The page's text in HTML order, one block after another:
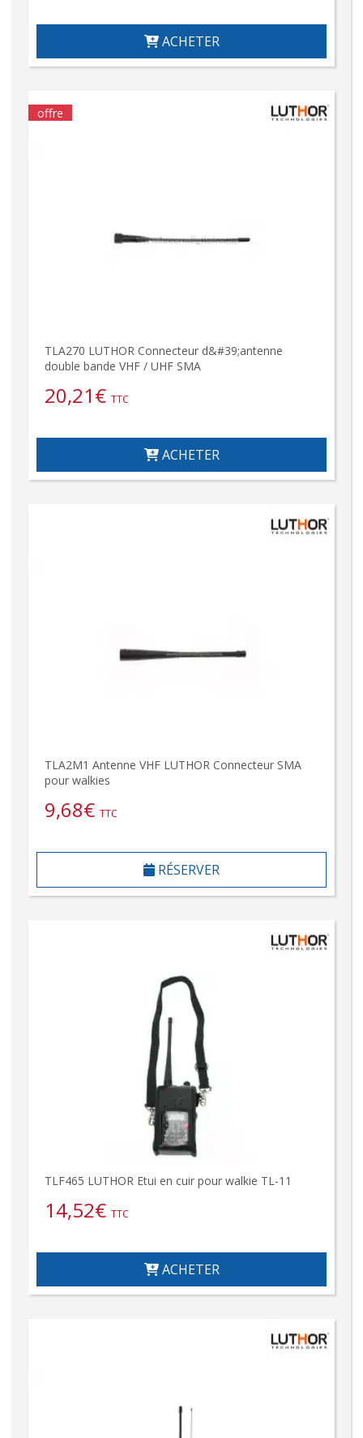
ACHETER
offre
TLA270 LUTHOR Connecteur d&#39;antenne
double bande VHF / UHF SMA
20,21€ TTC
ACHETER
TLA2M1 Antenne VHF LUTHOR Connecteur SMA
pour walkies
9,68€ TTC
RÉSERVER
TLF465 LUTHOR Etui en cuir pour walkie TL-11
14,52€ TTC
ACHETER